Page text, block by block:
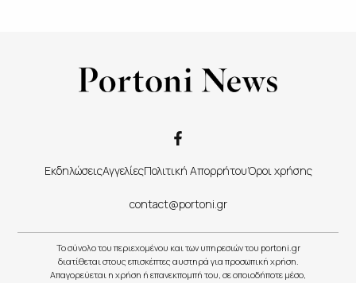
ΕκδηλώσειςΑγγελίεςΠολιτική ΑπορρήτουΌροι χρήσης
contact@portoni.gr
Το σύνολο του περιεχομένου και των υπηρεσιών του portoni.gr
διατίθεται στους επισκέπτες αυστηρά για προσωπική χρήση.
Απαγορεύεται η χρήση ή επανεκπομπή του, σε οποιοδήποτε μέσο,